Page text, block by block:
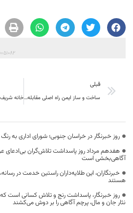
قبلی
ساخت و ساز ایمن راه اصلی مقابله با بلایای طبیعی است
روز خبرنگار در خراسان جنوبی؛ شورای اداری به
هفدهم مرداد روز پاسداشت تلاش‌گران بی‌ادعای
آگاهی‌بخشی است
خبرنگاران، این طلایه‌داران راستین خدمت در
هستند
روز خبرنگار، پاسداشت رنج و تلاش کسانی است
نثار جان و مال، پرچم آگاهی را بر دوش می‌کشند